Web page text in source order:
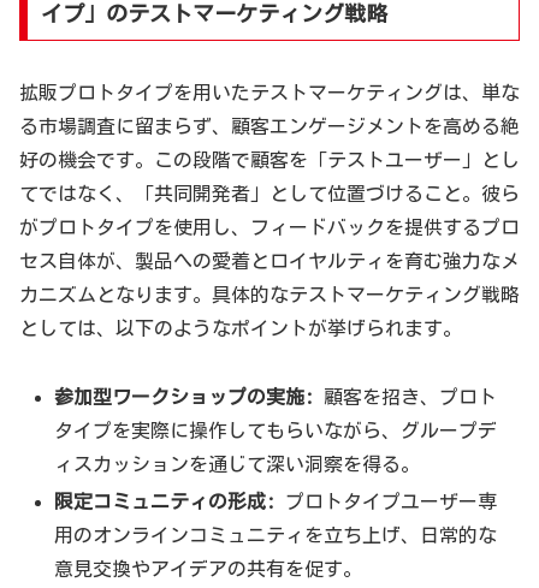
イプ」のテストマーケティング戦略
拡販プロトタイプを用いたテストマーケティングは、単な
る市場調査に留まらず、顧客エンゲージメントを高める絶
好の機会です。この段階で顧客を「テストユーザー」とし
てではなく、「共同開発者」として位置づけること。彼ら
がプロトタイプを使用し、フィードバックを提供するプロ
セス自体が、製品への愛着とロイヤルティを育む強力なメ
カニズムとなります。具体的なテストマーケティング戦略
としては、以下のようなポイントが挙げられます。
参加型ワークショップの実施:
顧客を招き、プロト
タイプを実際に操作してもらいながら、グループデ
ィスカッションを通じて深い洞察を得る。
限定コミュニティの形成:
プロトタイプユーザー専
用のオンラインコミュニティを立ち上げ、日常的な
意見交換やアイデアの共有を促す。